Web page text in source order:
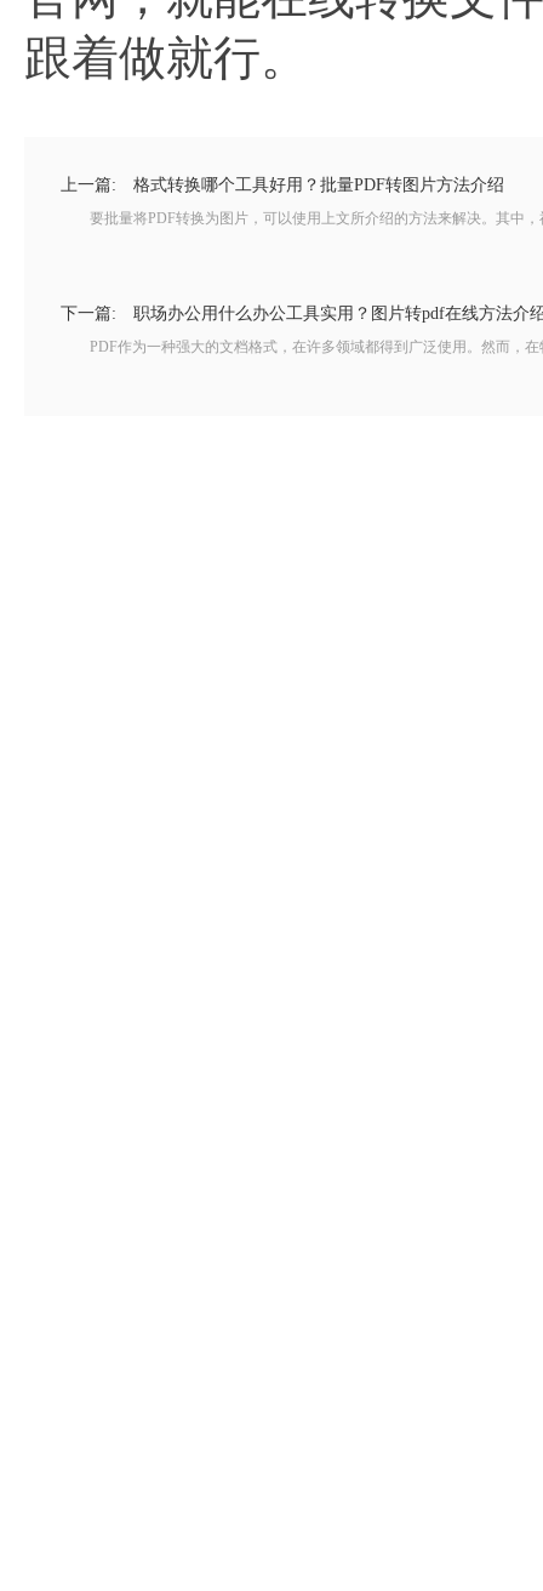
跟着做就行。
上一篇: 格式转换哪个工具好用？批量PDF转图片方法介绍
要批量将PDF转换为图片，可以使用上文所介绍的方法来解决。其中，
下一篇: 职场办公用什么办公工具实用？图片转pdf在线方法介
PDF作为一种强大的文档格式，在许多领域都得到广泛使用。然而，在